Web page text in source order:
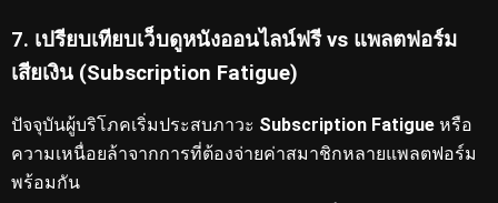
7. เปรียบเทียบเว็บดูหนังออนไลน์ฟรี vs แพลตฟอร์ม
เสียเงิน (Subscription Fatigue)
ปัจจุบันผู้บริโภคเริ่มประสบภาวะ Subscription Fatigue หรือ
ความเหนื่อยล้าจากการที่ต้องจ่ายค่าสมาชิกหลายแพลตฟอร์ม
พร้อมกัน